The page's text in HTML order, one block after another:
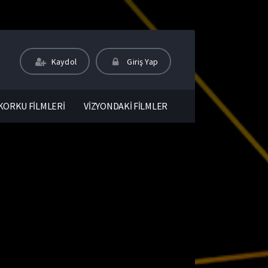
Kaydol Giriş Yap
FİLMLERİ VİZYONDAKİ FİLMLER